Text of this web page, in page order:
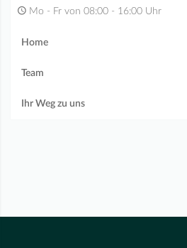
Mo - Fr von 08:00 - 16:00 Uhr
Home
Team
Ihr Weg zu uns